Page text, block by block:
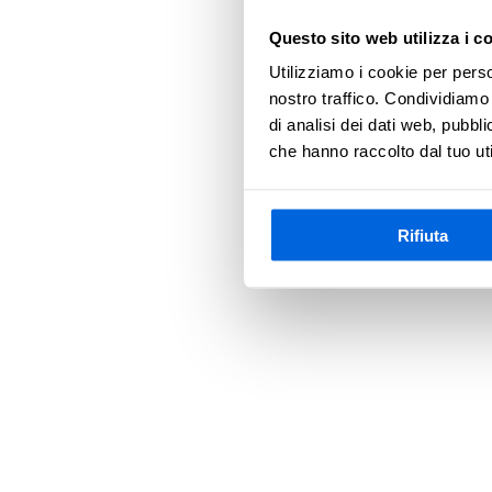
Questo sito web utilizza i
Utilizziamo i cookie per
nostro traffico.
di analisi dei dati web,
che hanno raccolto dal tuo
Rifiuta
Application